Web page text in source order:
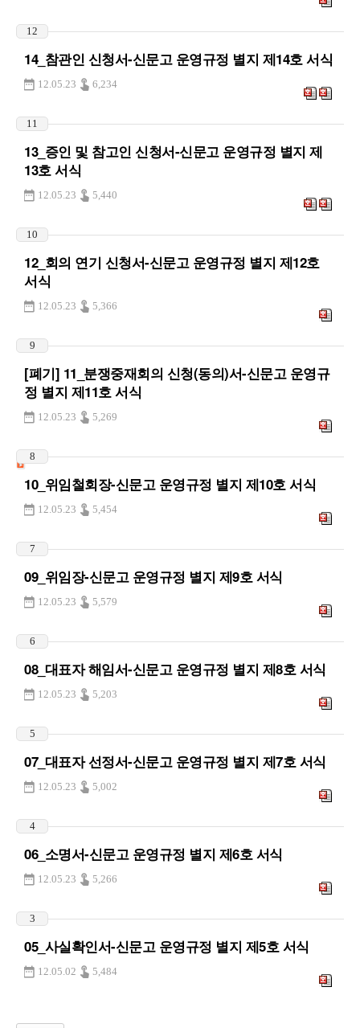
12
14_참관인 신청서-신문고 운영규정 별지 제14호 서식
12.05.23 6,234
11
13_증인 및 참고인 신청서-신문고 운영규정 별지 제
13호 서식
12.05.23 5,440
10
12_회의 연기 신청서-신문고 운영규정 별지 제12호
서식
12.05.23 5,366
9
[폐기] 11_분쟁중재회의 신청(동의)서-신문고 운영규
정 별지 제11호 서식
12.05.23 5,269
8
10_위임철회장-신문고 운영규정 별지 제10호 서식
12.05.23 5,454
7
09_위임장-신문고 운영규정 별지 제9호 서식
12.05.23 5,579
6
08_대표자 해임서-신문고 운영규정 별지 제8호 서식
12.05.23 5,203
5
07_대표자 선정서-신문고 운영규정 별지 제7호 서식
12.05.23 5,002
4
06_소명서-신문고 운영규정 별지 제6호 서식
12.05.23 5,266
3
05_사실확인서-신문고 운영규정 별지 제5호 서식
12.05.02 5,484